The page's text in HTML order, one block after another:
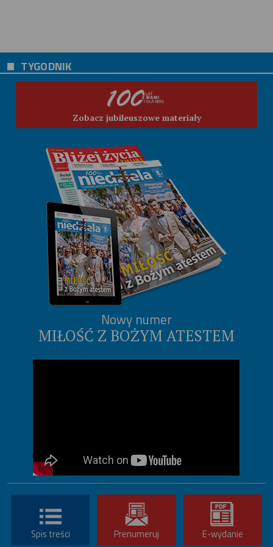
TYGODNIK
Zobacz jubileuszowe materiały
Nowy numer
MIŁOŚĆ Z BOŻYM ATESTEM
Spis treści Prenumeruj E-wydanie